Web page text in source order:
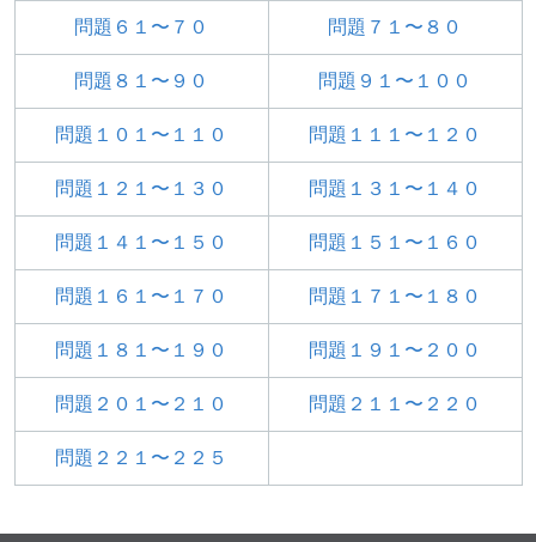
問題６１〜７０ 問題７１〜８０
問題８１〜９０ 問題９１〜１００
問題１０１〜１１０ 問題１１１〜１２０
問題１２１〜１３０ 問題１３１〜１４０
問題１４１〜１５０ 問題１５１〜１６０
問題１６１〜１７０ 問題１７１〜１８０
問題１８１〜１９０ 問題１９１〜２００
問題２０１〜２１０ 問題２１１〜２２０
問題２２１〜２２５